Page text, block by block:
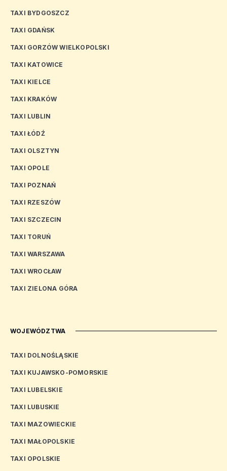
TAXI BYDGOSZCZ
TAXI GDAŃSK
TAXI GORZÓW WIELKOPOLSKI
TAXI KATOWICE
TAXI KIELCE
TAXI KRAKÓW
TAXI LUBLIN
TAXI ŁÓDŹ
TAXI OLSZTYN
TAXI OPOLE
TAXI POZNAŃ
TAXI RZESZÓW
TAXI SZCZECIN
TAXI TORUŃ
TAXI WARSZAWA
TAXI WROCŁAW
TAXI ZIELONA GÓRA
WOJEWÓDZTWA
TAXI DOLNOŚLĄSKIE
TAXI KUJAWSKO-POMORSKIE
TAXI LUBELSKIE
TAXI LUBUSKIE
TAXI MAZOWIECKIE
TAXI MAŁOPOLSKIE
TAXI OPOLSKIE